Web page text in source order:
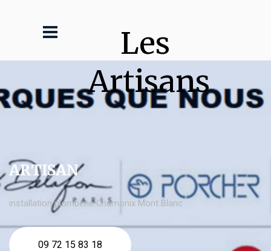
Les
Artisans
ARTISAN
installation plomberie Chamonix Mont Blanc
09 72 15 83 18